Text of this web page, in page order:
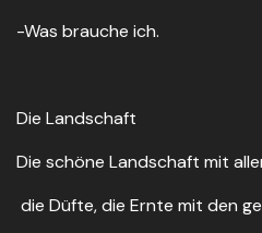
-Was brauche ich.
Die Landschaft
Die schöne Landschaft mit
die Düfte, die Ernte mit den